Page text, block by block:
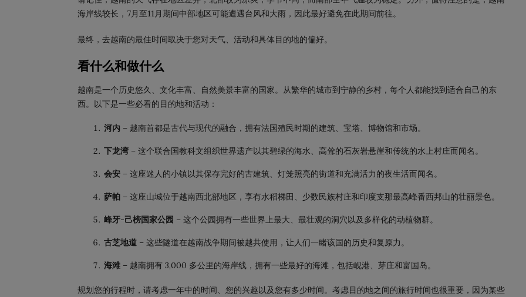
海岸线较长，7月至11月期间中部地区可能遭遇台风和大雨，因此最好避免在此期间前往。
最终，去越南的最佳时间取决于您对天气、活动和具体目的地的偏好。
看什么和做什么
越南是一个历史悠久、文化丰富、自然美景丰富的国家。从繁华的城市到宁静的乡村，每个人都能找到适合自己的东
西。以下是一些必看的目的地和活动：
河内 – 越南首都是古代与现代的融合，拥有法国殖民时期的建筑、宝塔、博物馆和市场。
下龙湾 – 这个联合国教科文组织世界遗产以其碧绿的海水、高耸的石灰岩悬崖和传统的水上村庄而闻名。
会安 – 这座迷人的小镇以其保存完好的古建筑、灯笼照亮的街道和充满活力的夜生活而闻名。
萨帕 – 这座山城位于越南西北部地区，享有水稻梯田、少数民族村庄和印度支那最高峰番西邦山的壮丽景色。
峰牙-己榜国家公园 – 这个公园拥有一些世界上最大、最壮观的洞穴以及多样化的动植物群。
古芝地道 – 这些隧道在越南战争期间被越共使用，让人们一睹该国的历史和复原力。
海滩 – 越南拥有 3,000 多公里的海岸线，拥有一些最好的海滩，包括岘港、芽庄和富国岛。
规划您的行程时，请考虑一年中的时间、您的兴趣以及您有多少时间。考虑目的地之间的旅行时间也很重要，因为某些